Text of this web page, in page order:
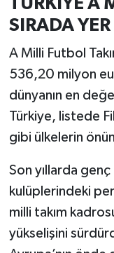
SIRADA
A Milli Futbol
536,20 milyon
dünyanın en
Türkiye, listede
gibi ülkelerin
Son yıllarda
kulüplerindeki
milli takım
yükselişini